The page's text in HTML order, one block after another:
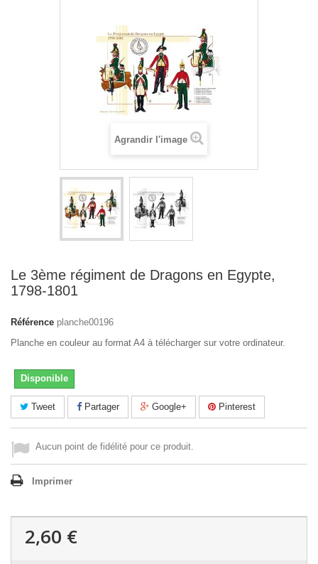
Agrandir l'image
Le 3ème régiment de Dragons en Egypte,
1798-1801
Référence planche00196
Planche en couleur au format A4 à télécharger sur votre ordinateur.
Disponible
Tweet Partager Google+ Pinterest
Aucun point de fidélité pour ce produit.
Imprimer
2,60 €